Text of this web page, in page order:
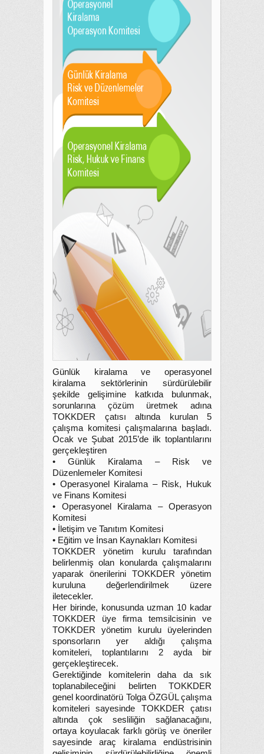
Günlük kiralama ve operasyonel
kiralama sektörlerinin sürdürülebilir
şekilde gelişimine katkıda bulunmak,
sorunlarına çözüm üretmek adına
TOKKDER çatısı altında kurulan 5
çalışma komitesi çalışmalarına başladı.
Ocak ve Şubat 2015’de ilk toplantılarını
gerçekleştiren
• Günlük Kiralama – Risk ve
Düzenlemeler Komitesi
• Operasyonel Kiralama – Risk, Hukuk
ve Finans Komitesi
• Operasyonel Kiralama – Operasyon
Komitesi
• İletişim ve Tanıtım Komitesi
• Eğitim ve İnsan Kaynakları Komitesi
TOKKDER yönetim kurulu tarafından
belirlenmiş olan konularda çalışmalarını
yaparak önerilerini TOKKDER yönetim
kuruluna değerlendirilmek üzere
iletecekler.
Her birinde, konusunda uzman 10 kadar
TOKKDER üye firma temsilcisinin ve
TOKKDER yönetim kurulu üyelerinden
sponsorların yer aldığı çalışma
komiteleri, toplantılarını 2 ayda bir
gerçekleştirecek.
Gerektiğinde komitelerin daha da sık
toplanabileceğini belirten TOKKDER
genel koordinatörü Tolga ÖZGÜL çalışma
komiteleri sayesinde TOKKDER çatısı
altında çok sesliliğin sağlanacağını,
ortaya koyulacak farklı görüş ve öneriler
sayesinde araç kiralama endüstrisinin